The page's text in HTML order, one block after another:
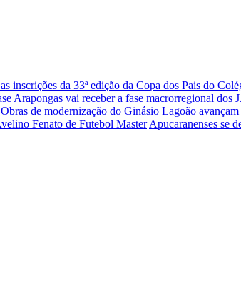
inscrições da 33ª edição da Copa dos Pais do
Arapongas vai receber a fase macrorregional dos
Obras de modernização do Ginásio Lagoão
Fenato de Futebol Master Apucaranenses se